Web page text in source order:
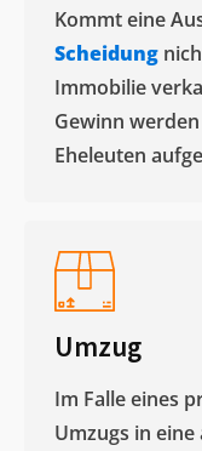
Kommt eine
Scheidung
Immobilie
Gewinn
Eheleuten
Umzug
Im Falle eines
Umzugs in